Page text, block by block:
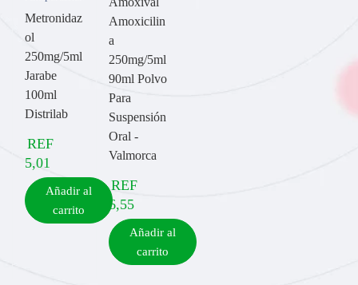
Metronidaz
ol
250mg/5ml
Jarabe
100ml
Distrilab
REF
5,01
Añadir al
carrito
Amoxicilin
a
250mg/5ml
90ml Polvo
Para
Suspensión
Oral -
Valmorca
REF
6,55
Añadir al
carrito